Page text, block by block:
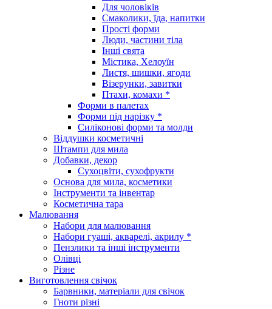
Для чоловіків
Смаколики, їда, напитки
Прості форми
Люди, частини тіла
Інші свята
Містика, Хелоуїн
Листя, шишки, ягоди
Візерунки, завитки
Птахи, комахи *
Форми в палетах
Форми під нарізку *
Силіконові форми та молди
Віддушки косметичні
Штампи для мила
Добавки, декор
Сухоцвіти, сухофрукти
Основа для мила, косметики
Інструменти та інвентар
Косметична тара
Малювання
Набори для малювання
Набори гуаші, акварелі, акрилу *
Пензлики та інші інструменти
Олівці
Різне
Виготовлення свічок
Барвники, матеріали для свічок
Гноти різні